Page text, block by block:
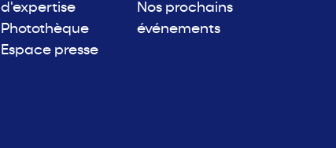
d'expertise
Photothèque
Espace presse
Nos prochains
événements